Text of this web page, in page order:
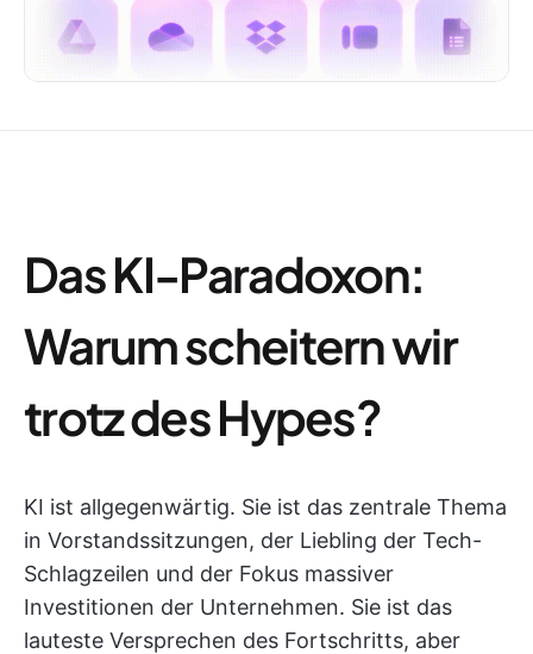
Das KI-Paradoxon:
Warum scheitern wir
trotz des Hypes?
KI ist allgegenwärtig. Sie ist das zentrale Thema
in Vorstandssitzungen, der Liebling der Tech-
Schlagzeilen und der Fokus massiver
Investitionen der Unternehmen. Sie ist das
lauteste Versprechen des Fortschritts, aber